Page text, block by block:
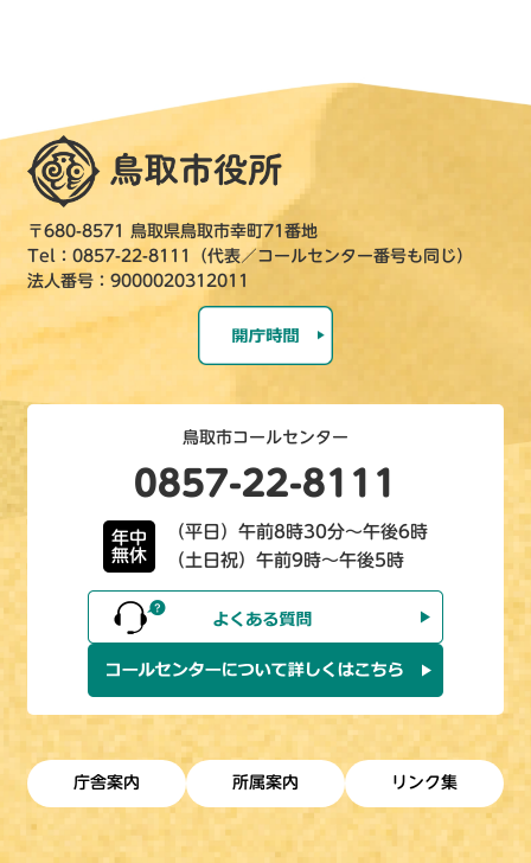
〒680-8571 鳥取県鳥取市幸町71番地
Tel：0857-22-8111（代表／コールセンター番号も同じ）
法人番号：9000020312011
鳥取市コールセンター
0857-22-8111
年中
無休
（平日）午前8時30分～午後6時
（土日祝）午前9時～午後5時
庁舎案内 所属案内 リンク集